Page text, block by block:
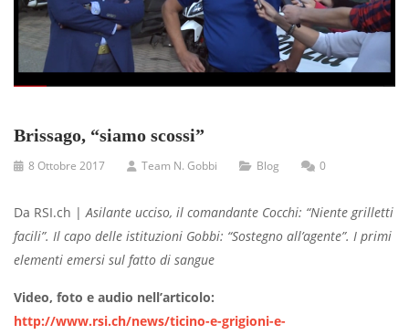
Brissago, “siamo scossi”
8 Ottobre 2017 Team N. Gobbi Blog 0
Da RSI.ch |Asilante ucciso, il comandante Cocchi: “Niente grilletti
facili”. Il capo delle istituzioni Gobbi: “Sostegno all’agente”. I primi
elementi emersi sul fatto di sangue
Video, foto e audio nell’articolo:
http://www.rsi.ch/news/ticino-e-grigioni-e-